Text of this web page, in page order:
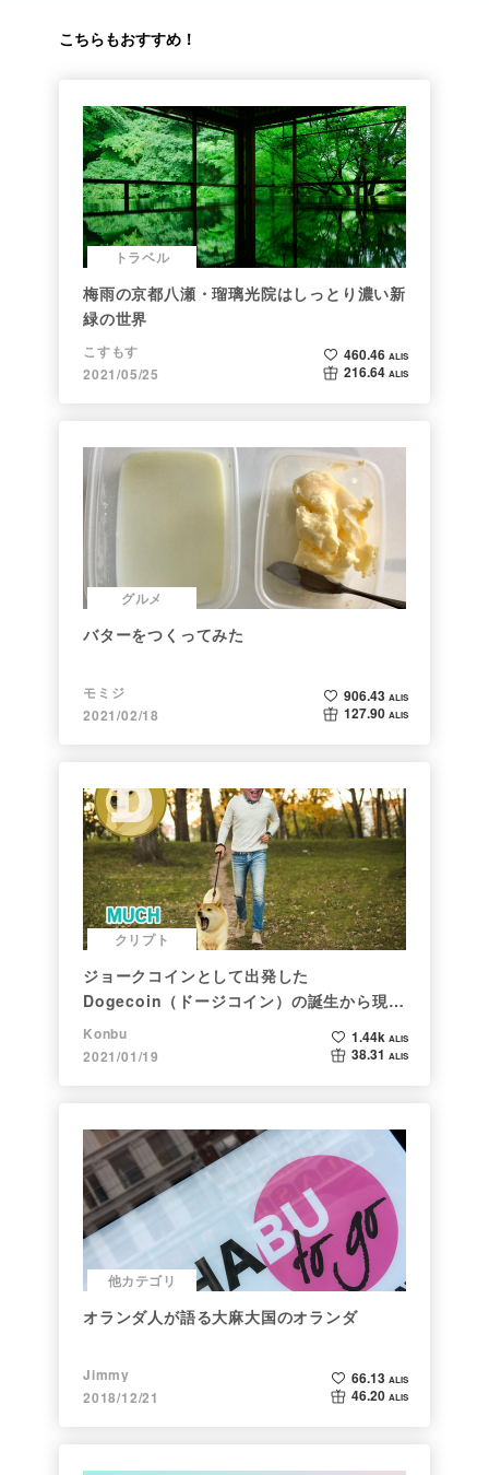
こちらもおすすめ！
トラベル
梅雨の京都八瀬・瑠璃光院はしっとり濃い新
緑の世界
こすもす
2021/05/25
460.46 ALIS
216.64 ALIS
グルメ
バターをつくってみた
モミジ
2021/02/18
906.43 ALIS
127.90 ALIS
クリプト
ジョークコインとして出発した
Dogecoin（ドージコイン）の誕生から現在
まで。注目される非証券性🐶
Konbu
2021/01/19
1.44k ALIS
38.31 ALIS
他カテゴリ
オランダ人が語る大麻大国のオランダ
Jimmy
2018/12/21
66.13 ALIS
46.20 ALIS